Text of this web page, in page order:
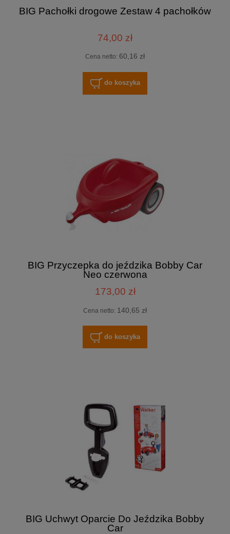
BIG Pachołki drogowe Zestaw 4 pachołków
74,00 zł
Cena netto: 60,16 zł
do koszyka
BIG Przyczepka do jeździka Bobby Car
Neo czerwona
173,00 zł
Cena netto: 140,65 zł
do koszyka
BIG Uchwyt Oparcie Do Jeździka Bobby
Car